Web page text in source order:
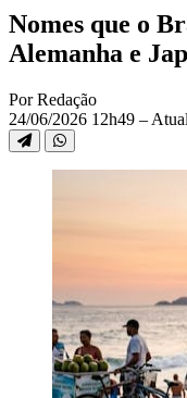
Nomes que o
Alemanha e
Por Redação
24/06/2026 12h49 –